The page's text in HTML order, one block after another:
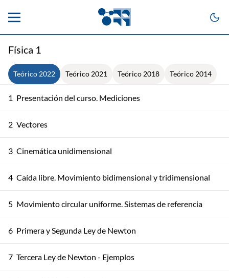
Física 1
Teórico 2022 Teórico 2021 Teórico 2018 Teórico 2014
1 Presentación del curso. Mediciones
2 Vectores
3 Cinemática unidimensional
4 Caída libre. Movimiento bidimensional y tridimensional
5 Movimiento circular uniforme. Sistemas de referencia
6 Primera y Segunda Ley de Newton
7 Tercera Ley de Newton - Ejemplos